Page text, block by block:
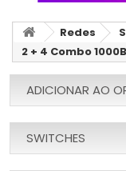
Redes
2 + 4 Combo
ADICIONAR AO
SWITCHES